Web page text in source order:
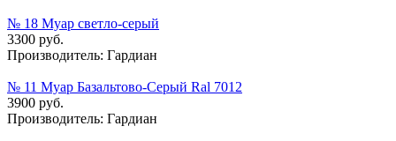
№ 18 Муар cветло-cерый
3300 руб.
Производитель: Гардиан
№ 11 Муар Базальтово-Серый Ral 7012
3900 руб.
Производитель: Гардиан